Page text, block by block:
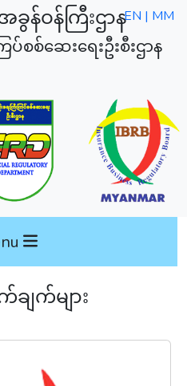
ခွန်ဝန်ကြီးဌာန
ပ်စစ်ဆေးရေးဦးစီးဌာန
EN | MM
ျက်များ